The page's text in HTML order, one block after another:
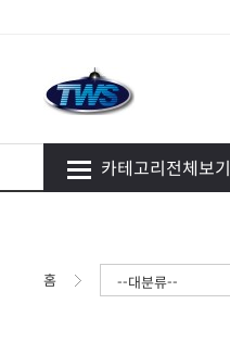
카테고리전체보기
홈 --대분류--